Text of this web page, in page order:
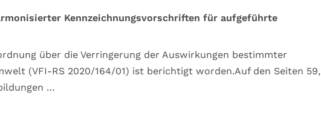
Kennzeichnungsvorschriften für aufgeführte
über die Verringerung der Auswirkungen bestimmter
(VFI-RS 2020/164/01) ist berichtigt worden.Auf den Seiten 59,
…